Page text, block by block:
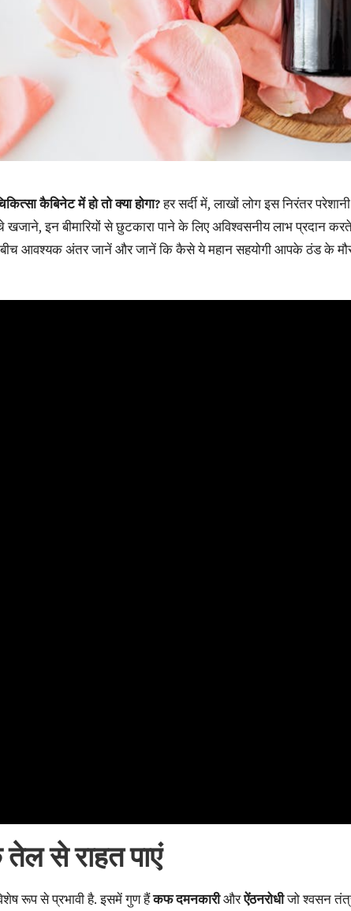
कैबिनेट में हो तो क्या होगा?हर सर्दी में, लाखों लोग इस निरंतर
इन बीमारियों से छुटकारा पाने के लिए अविश्वसनीय लाभ प्रदान
के बीच आवश्यक अंतर जानें और जानें कि कैसे ये महान सहयोगी आपके ठंड के
से राहत पाएं
रूप से प्रभावी है. इसमें गुण हैंकफ दमनकारीऔरऐंठनरोधीजो श्वसन